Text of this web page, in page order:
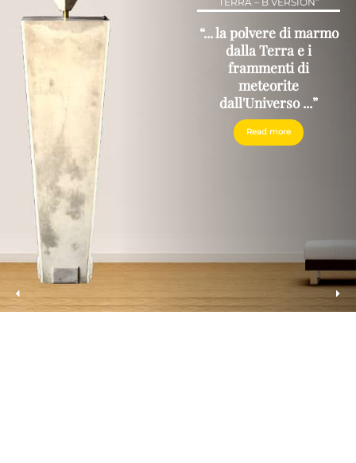
“... la polvere di marmo
dalla Terra e i
frammenti di
meteorite
dall'Universo ...”
Read more